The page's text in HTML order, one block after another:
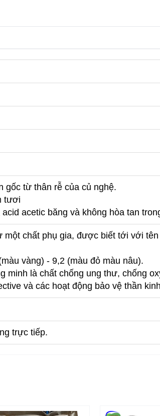
gốc từ thân rễ của củ nghệ.
tươi
acetic băng và không hòa tan
một chất phụ gia, được biết tới với tên
vàng) - 9,2 (màu đỏ màu nâu).
minh là chất chống ung thư, chống
và các hoạt động bảo vệ thần
trực tiếp.